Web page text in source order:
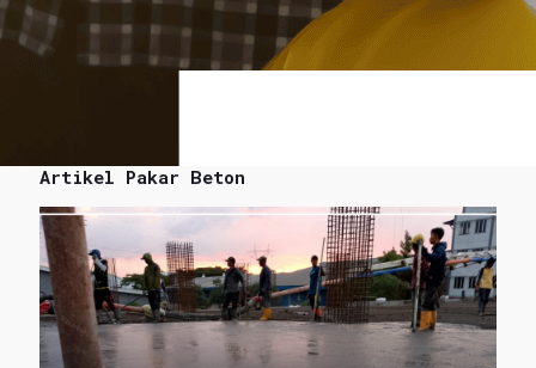
Artikel Pakar Beton